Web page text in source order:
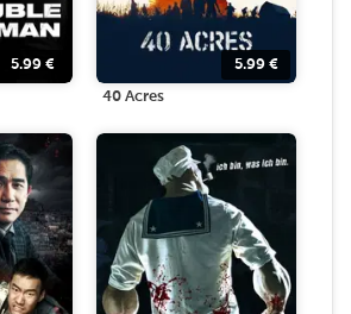
5.99 € 5.99 €
40 Acres